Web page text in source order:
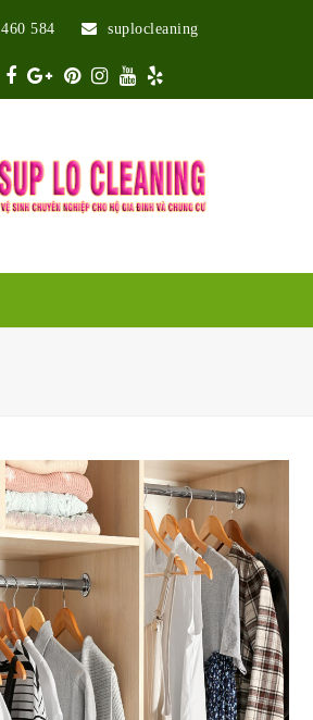
584 suplocleaning
Twitter
Facebook
Google
Plus
Pinterest
Instagram
Youtube
Yelp